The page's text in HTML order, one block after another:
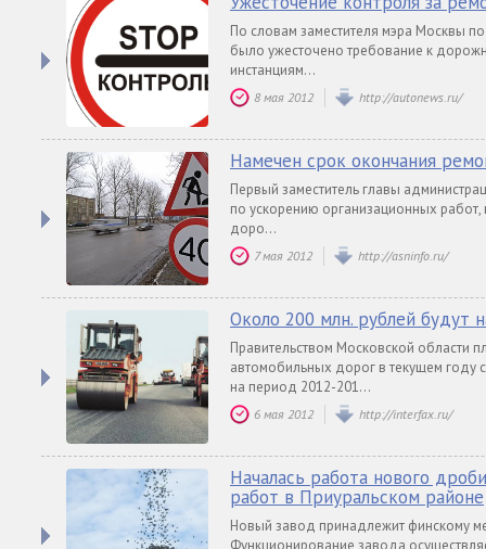
По словам заместителя мэра Москвы
было ужесточено требование к
инстанциям...
8 мая 2012 http://autonews.ru/
Намечен срок окончания
Первый заместитель главы
по ускорению организационных
доро...
7 мая 2012 http://asninfo.ru/
Около 200 млн. рублей будут
Правительством Московской области
автомобильных дорог в текущем году
на период 2012-201...
6 мая 2012 http://interfax.ru/
Началась работа нового
работ в Приуральском районе
Новый завод принадлежит финскому
Функционирование завода